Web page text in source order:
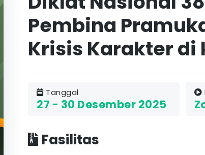
Pembina
Krisis Karakter di
Tanggal
27 - 30 Desember 2025
Fasilitas